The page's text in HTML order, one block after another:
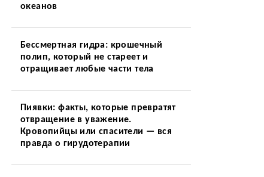
океанов
Бессмертная гидра: крошечный
полип, который не стареет и
отращивает любые части тела
Пиявки: факты, которые превратят
отвращение в уважение.
Кровопийцы или спасители — вся
правда о гирудотерапии